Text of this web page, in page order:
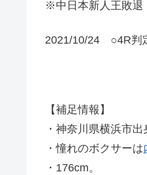
※中日本新人王敗退
2021/10/24 ○4R判
【補足情報】
・神奈川県横浜市出
・憧れのボクサーは
・176cm。